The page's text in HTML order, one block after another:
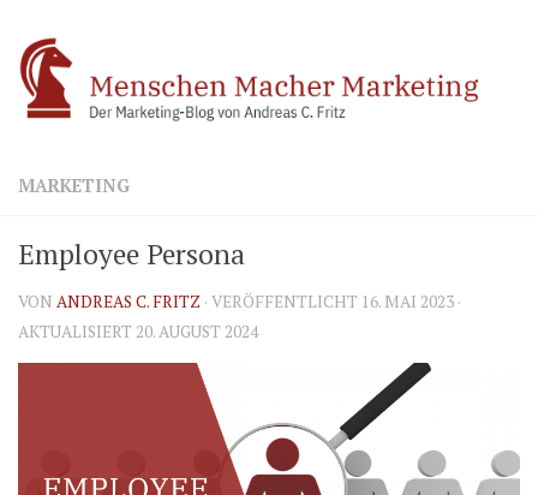
Zum Inhalt springen
MARKETING
Employee Persona
VON ANDREAS C. FRITZ · VERÖFFENTLICHT 16. MAI 2023 ·
AKTUALISIERT 20. AUGUST 2024